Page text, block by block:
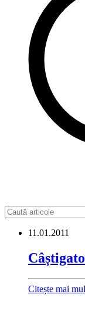
11.01.2011
Citește mai